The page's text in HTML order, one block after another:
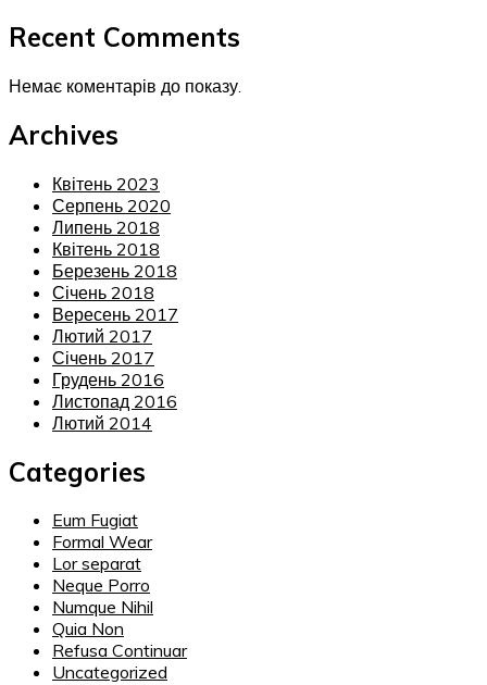
Recent Comments
Немає коментарів до показу.
Archives
Квітень 2023
Серпень 2020
Липень 2018
Квітень 2018
Березень 2018
Січень 2018
Вересень 2017
Лютий 2017
Січень 2017
Грудень 2016
Листопад 2016
Лютий 2014
Categories
Eum Fugiat
Formal Wear
Lor separat
Neque Porro
Numque Nihil
Quia Non
Refusa Continuar
Uncategorized